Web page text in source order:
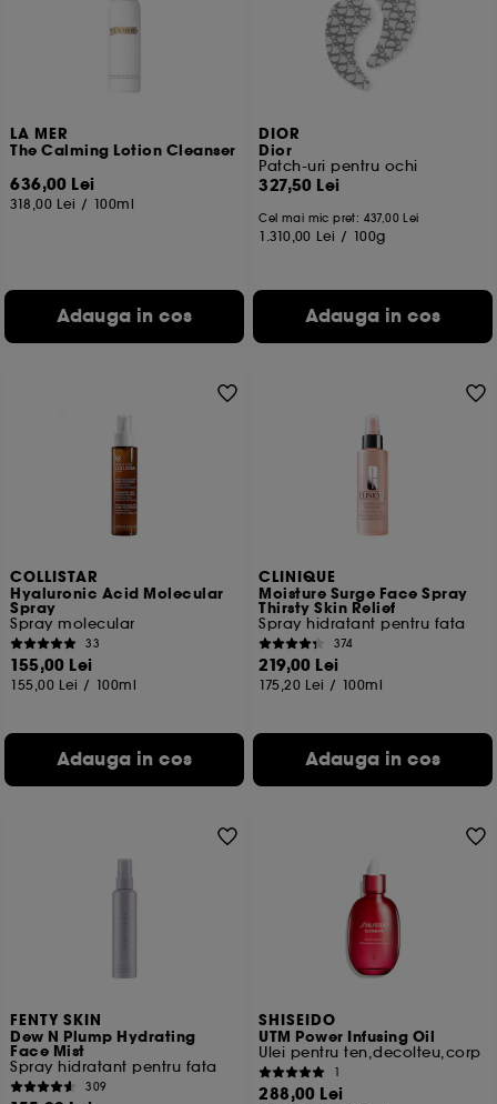
LA MER
The Calming Lotion Cleanser
636,00 Lei
318,00 Lei / 100ml
Adauga in cos
DIOR
Dior
Patch-uri pentru ochi
327,50 Lei
Cel mai mic pret: 437,00 Lei
1.310,00 Lei / 100g
Adauga in cos
COLLISTAR
Hyaluronic Acid Molecular
Spray
Spray molecular
33
155,00 Lei
155,00 Lei / 100ml
Adauga in cos
CLINIQUE
Moisture Surge Face Spray
Thirsty Skin Relief
Spray hidratant pentru fata
374
219,00 Lei
175,20 Lei / 100ml
Adauga in cos
FENTY SKIN
Dew N Plump Hydrating
Face Mist
Spray hidratant pentru fata
309
SHISEIDO
UTM Power Infusing Oil
Ulei pentru ten,decolteu,corp
1
288,00 Lei
Cu exceptia cookie-urilor tehnice, plasarea si citirea
celorlalte necesita acordul tau. Poti sa iti personalizezi
alegerile privind plasarea acestor cookies folosind
optiunea "Schimba preferintele" de mai jos, sau poti
toate". Poti alege sa iti modifici preferintele oricand.
Daca doresti mai multe informatii despre cookie-urile